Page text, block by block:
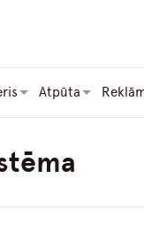
Atpūta